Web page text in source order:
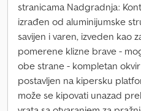
stranicama Nadgradnja:
izrađen od aluminijumske
savijen i varen, izveden kao
pomerene klizne brave -
obe strane - kompletan
postavljen na kipersku
može se kipovati unazad